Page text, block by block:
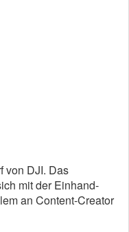
von DJI. Das
mit der Einhand-
an Content-Creator